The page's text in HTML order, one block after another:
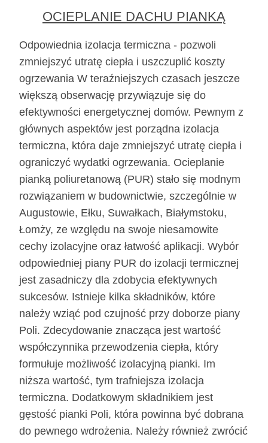
OCIEPLANIE DACHU PIANKĄ
Odpowiednia izolacja termiczna - pozwoli
zmniejszyć utratę ciepła i uszczuplić koszty
ogrzewania W teraźniejszych czasach jeszcze
większą obserwację przywiązuje się do
efektywności energetycznej domów. Pewnym z
głównych aspektów jest porządna izolacja
termiczna, która daje zmniejszyć utratę ciepła i
ograniczyć wydatki ogrzewania. Ocieplanie
pianką poliuretanową (PUR) stało się modnym
rozwiązaniem w budownictwie, szczególnie w
Augustowie, Ełku, Suwałkach, Białymstoku,
Łomży, ze względu na swoje niesamowite
cechy izolacyjne oraz łatwość aplikacji. Wybór
odpowiedniej piany PUR do izolacji termicznej
jest zasadniczy dla zdobycia efektywnych
sukcesów. Istnieje kilka składników, które
należy wziąć pod czujność przy doborze piany
Poli. Zdecydowanie znacząca jest wartość
współczynnika przewodzenia ciepła, który
formułuje możliwość izolacyjną pianki. Im
niższa wartość, tym trafniejsza izolacja
termiczna. Dodatkowym składnikiem jest
gęstość pianki Poli, która powinna być dobrana
do pewnego wdrożenia. Należy również zwrócić